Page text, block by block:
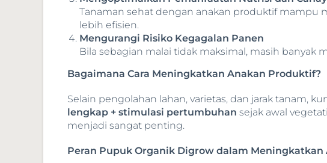
Tanaman sehat dengan anakan produktif mampu
lebih efisien.
Mengurangi Risiko Kegagalan Panen
Bila sebagian malai tidak maksimal, masih banyak
Bagaimana Cara Meningkatkan Anakan Produktif?
Selain pengolahan lahan, varietas, dan jarak tanam,
lengkap + stimulasi pertumbuhan sejak awal
menjadi sangat penting.
Peran Pupuk Organik Digrow dalam